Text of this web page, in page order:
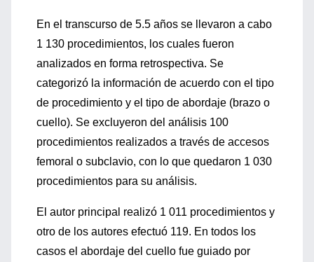
En el transcurso de 5.5 años se llevaron a cabo
1 130 procedimientos, los cuales fueron
analizados en forma retrospectiva. Se
categorizó la información de acuerdo con el tipo
de procedimiento y el tipo de abordaje (brazo o
cuello). Se excluyeron del análisis 100
procedimientos realizados a través de accesos
femoral o subclavio, con lo que quedaron 1 030
procedimientos para su análisis.
El autor principal realizó 1 011 procedimientos y
otro de los autores efectuó 119. En todos los
casos el abordaje del cuello fue guiado por